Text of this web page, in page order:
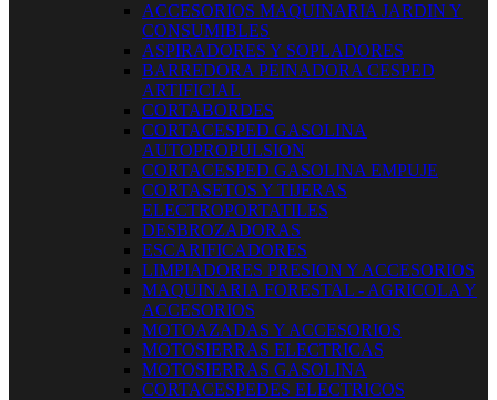
ACCESORIOS MAQUINARIA JARDIN Y
CONSUMIBLES
ASPIRADORES Y SOPLADORES
BARREDORA PEINADORA CESPED
ARTIFICIAL
CORTABORDES
CORTACESPED GASOLINA
AUTOPROPULSION
CORTACESPED GASOLINA EMPUJE
CORTASETOS Y TIJERAS
ELECTROPORTATILES
DESBROZADORAS
ESCARIFICADORES
LIMPIADORES PRESION Y ACCESORIOS
MAQUINARIA FORESTAL - AGRICOLA Y
ACCESORIOS
MOTOAZADAS Y ACCESORIOS
MOTOSIERRAS ELECTRICAS
MOTOSIERRAS GASOLINA
CORTACESPEDES ELECTRICOS